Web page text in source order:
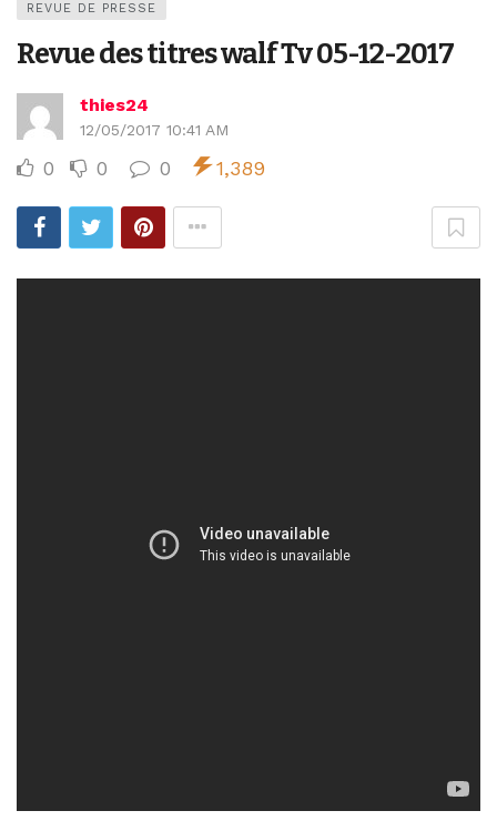
REVUE DE PRESSE
Revue des titres walf Tv 05-12-2017
thies24
12/05/2017 10:41 AM
0 0 0 1,389